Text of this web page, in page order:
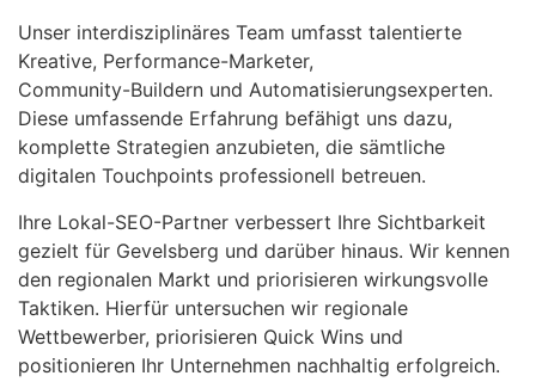
Unser interdisziplinäres Team umfasst talentierte
Kreative, Performance-Marketer,
Community-Buildern und Automatisierungsexperten.
Diese umfassende Erfahrung befähigt uns dazu,
komplette Strategien anzubieten, die sämtliche
digitalen Touchpoints professionell betreuen.
Ihre Lokal-SEO-Partner verbessert Ihre Sichtbarkeit
gezielt für Gevelsberg und darüber hinaus. Wir kennen
den regionalen Markt und priorisieren wirkungsvolle
Taktiken. Hierfür untersuchen wir regionale
Wettbewerber, priorisieren Quick Wins und
positionieren Ihr Unternehmen nachhaltig erfolgreich.